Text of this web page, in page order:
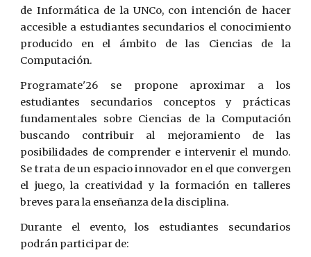
de Informática de la UNCo, con intención de hacer
accesible a estudiantes secundarios el conocimiento
producido en el ámbito de las Ciencias de la
Computación.
Programate'26 se propone aproximar a los
estudiantes secundarios conceptos y prácticas
fundamentales sobre Ciencias de la Computación
buscando contribuir al mejoramiento de las
posibilidades de comprender e intervenir el mundo.
Se trata de un espacio innovador en el que convergen
el juego, la creatividad y la formación en talleres
breves para la enseñanza de la disciplina.
Durante el evento, los estudiantes secundarios
podrán participar de: